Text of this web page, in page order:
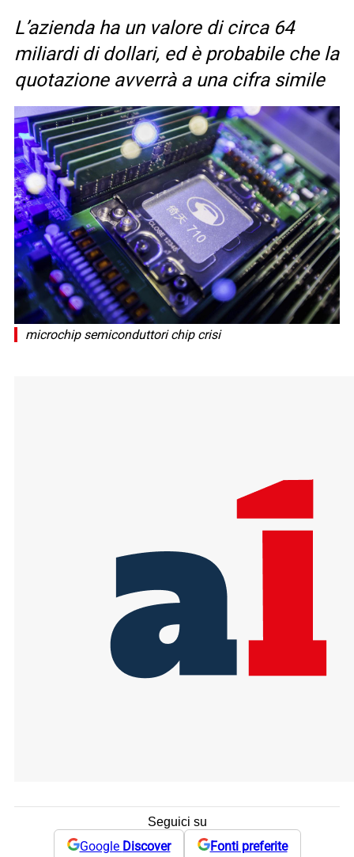
L’azienda ha un valore di circa 64
miliardi di dollari, ed è probabile che la
quotazione avverrà a una cifra simile
microchip semiconduttori chip crisi
Seguici su
Google Discover Fonti preferite